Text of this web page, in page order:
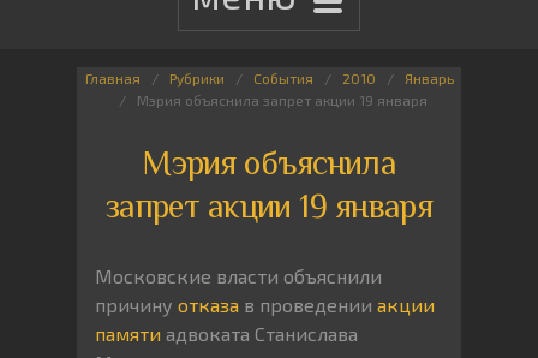
Главная Рубрики События 2010
Январь
Мэрия объяснила запрет акции 19 января
Мэрия объяснила
запрет акции 19 января
Московские власти объяснили
причину отказа в проведении акции
памяти адвоката Станислава